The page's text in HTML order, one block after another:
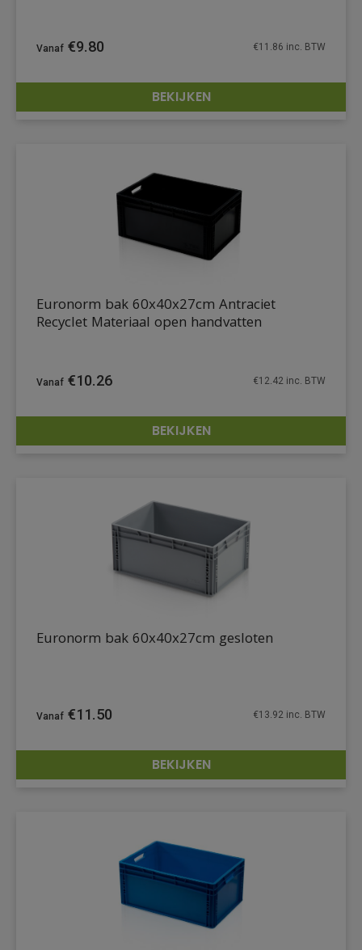
DETAILS
€9.80 €11.86 inc. BTW
BEKIJKEN
DETAILS
Euronorm bak 60x40x27cm Antraciet
Recyclet Materiaal open handvatten
€10.26 €12.42 inc. BTW
BEKIJKEN
DETAILS
Euronorm bak 60x40x27cm gesloten
€11.50 €13.92 inc. BTW
BEKIJKEN